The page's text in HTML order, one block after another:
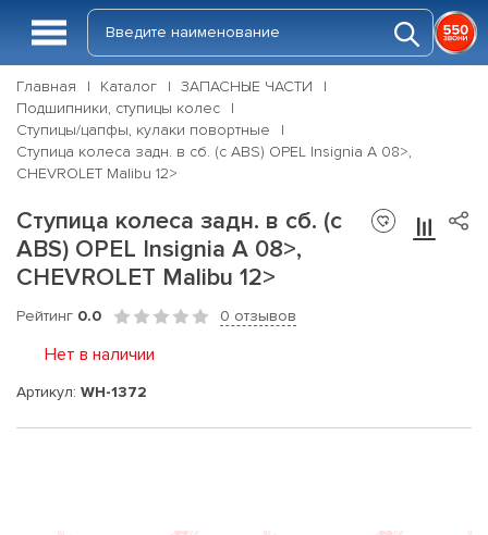
Главная Каталог
ЗАПАСНЫЕ ЧАСТИ
Подшипники, ступицы колес
Ступицы/цапфы, кулаки повортные
Ступица колеса задн. в сб. (с ABS) OPEL Insignia A 08>,
CHEVROLET Malibu 12>
Ступица колеса задн. в сб. (с
ABS) OPEL Insignia A 08>,
CHEVROLET Malibu 12>
Рейтинг 0.0 0 отзывов
Нет в наличии
Артикул: WH-1372